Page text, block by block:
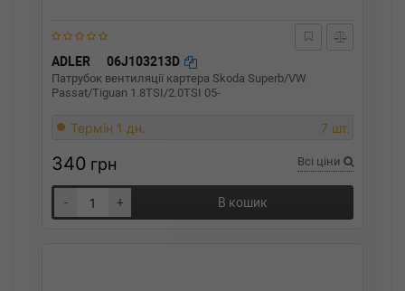
ADLER 06J103213D
Патрубок вентиляції картера Skoda Superb/VW
Passat/Tiguan 1.8TSI/2.0TSI 05-
Термін 1 дн. 7 шт.
340 грн Всі ціни
- + В кошик